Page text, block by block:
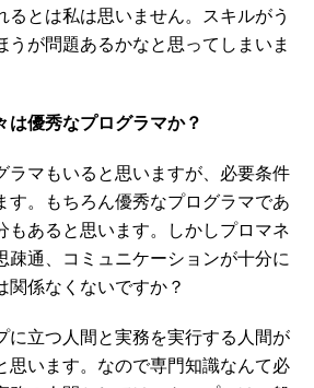
るとは私は思いません。スキルがう
うが問題あるかなと思ってしまいま
は優秀なプログラマか？
ラマもいると思いますが、必要条件
す。もちろん優秀なプログラマであ
もあると思います。しかしプロマネ
疎通、コミュニケーションが十分に
関係なくないですか？
に立つ人間と実務を実行する人間が
思います。なので専門知識なんて必